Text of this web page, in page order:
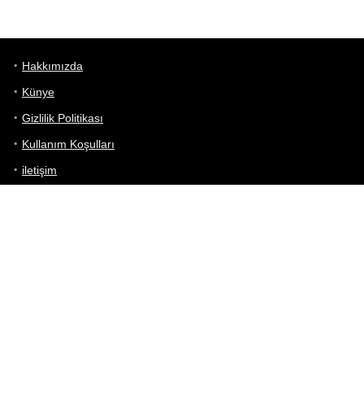
Hakkımızda
Künye
Gizlilik Politikası
Kullanım Koşulları
iletişim